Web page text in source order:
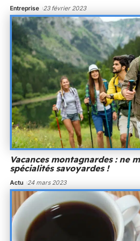
Entreprise 23 février 2023
Vacances montagnardes : ne
spécialités savoyardes !
Actu 24 mars 2023